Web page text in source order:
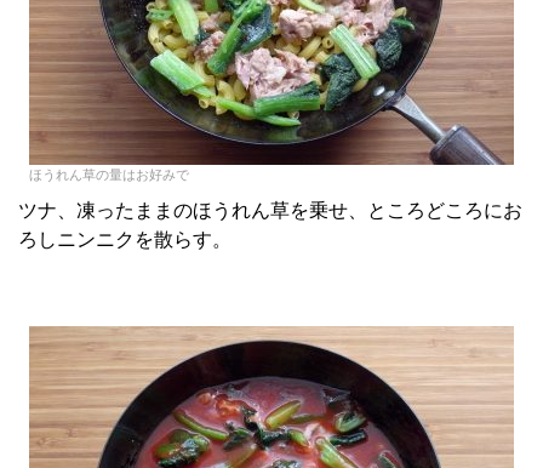
ほうれん草の量はお好みで
ツナ、凍ったままのほうれん草を乗せ、ところどころにお
ろしニンニクを散らす。